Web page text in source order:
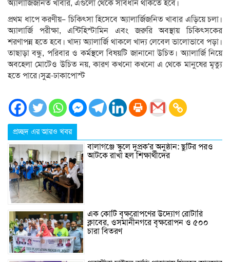
অ্যালার্জিজনিত খাবার, এগুলো থেকে সাবধান থাকতে হবে।
প্রথম ধাপে করণীয়– চিকিৎসা হিসেবে অ্যালার্জিজনিত খাবার এড়িয়ে চলা।
অ্যালার্জি পরীক্ষা, এন্টিহিস্টামিন এবং জরুরি অবস্থায় চিকিৎসকের
শরণাপন্ন হতে হবে। খাদ্য অ্যালার্জি থাকলে খাদ্য লেবেল ভালোভাবে পড়া।
তাছাড়া বন্ধু, পরিবার ও কর্মস্থলে বিষয়টি জানানো উচিত। অ্যালার্জি নিয়ে
অবহেলা মোটেও উচিত নয়, কারণ কখনো কখনো এ থেকে মানুষের মৃত্যু
হতে পারে।সুত্র-ঢাকাপোস্ট
প্রচ্ছদ এর আরও খবর
বালাগঞ্জে স্কুলে দুপ্রক’র অনুষ্ঠান: ছুটির পরও
আটকে রাখা হল শিক্ষার্থীদের
এক কোটি বৃক্ষরোপণের উদ্যোগ রোটারি
ক্লাবের, ওসমানীনগরে বৃক্ষরোপন ও ৫০০
চারা বিতরণ